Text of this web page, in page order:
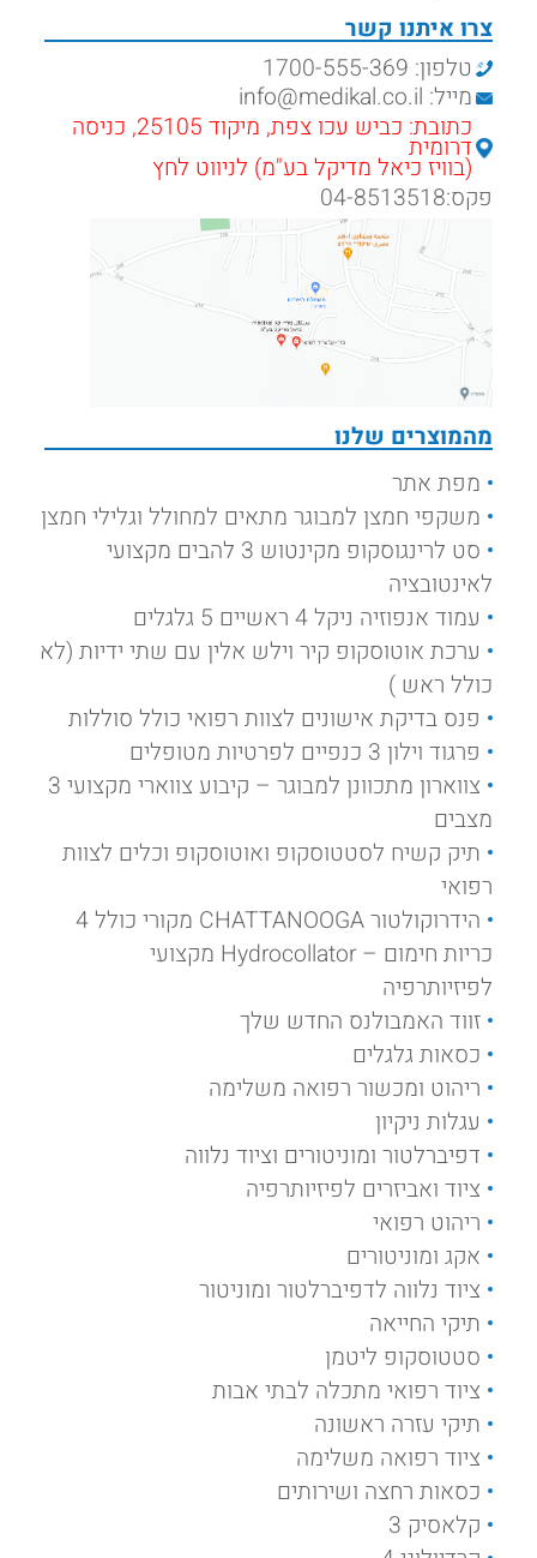
מהמוצרים שלנו
מפת אתר
משקפי חמצן למבוגר מתאים למחולל וגלילי חמצן
סט לרינגוסקופ מקינטוש 3 להבים מקצועי
לאינטובציה
עמוד אנפוזיה ניקל 4 ראשיים 5 גלגלים
ערכת אוטוסקופ קיר וילש אלין עם שתי ידיות (לא
כולל ראש )
פנס בדיקת אישונים לצוות רפואי כולל סוללות
פרגוד וילון 3 כנפיים לפרטיות מטופלים
צווארון מתכוונן למבוגר – קיבוע צווארי מקצועי 3
מצבים
תיק קשיח לסטטוסקופ ואוטוסקופ וכלים לצוות
רפואי
הידרוקולטור CHATTANOOGA מקורי כולל 4
כריות חימום – Hydrocollator מקצועי
לפיזיותרפיה
זווד האמבולנס החדש שלך
כסאות גלגלים
ריהוט ומכשור רפואה משלימה
עגלות ניקיון
דפיברלטור ומוניטורים וציוד נלווה
ציוד ואביזרים לפיזיותרפיה
ריהוט רפואי
אקג ומוניטורים
ציוד נלווה לדפיברלטור ומוניטור
תיקי החייאה
סטטוסקופ ליטמן
ציוד רפואי מתכלה לבתי אבות
תיקי עזרה ראשונה
ציוד רפואה משלימה
כסאות רחצה ושירותים
קלאסיק 3
צרו איתנו קשר
טלפון: 1700-555-369
מייל: info@medikal.co.il
כתובת: כביש עכו צפת, מיקוד 25105, כניסה
דרומית
(בוויז כיאל מדיקל בע"מ) לניווט לחץ
פקס:04-8513518